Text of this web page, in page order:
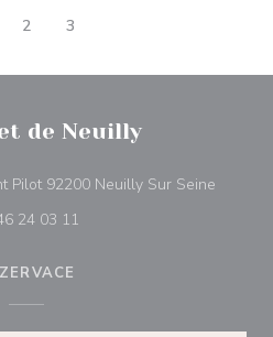
2 3
de Neuilly
Pilot 92200 Neuilly Sur Seine
24 03 11